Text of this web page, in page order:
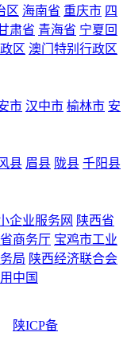
区 海南省 重庆市 四
肃省 青海省 宁夏回
区 澳门特别行政区
市 汉中市 榆林市 安
县 眉县 陇县 千阳县
企业服务网 陕西省
商务厅 宝鸡市工业
局 陕西经济联合会
中国
陕ICP备